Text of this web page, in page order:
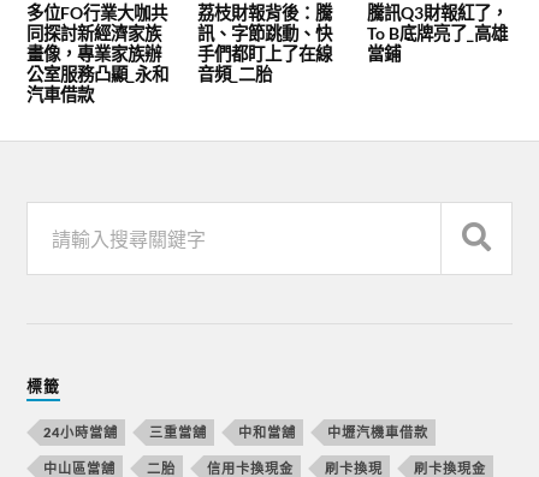
多位FO行業大咖共
同探討新經濟家族
畫像，專業家族辦
公室服務凸顯_永和
汽車借款
荔枝財報背後：騰
訊、字節跳動、快
手們都盯上了在線
音頻_二胎
騰訊Q3財報紅了，
To B底牌亮了_高雄
當鋪
標籤
24小時當舖 三重當舖 中和當舖 中壢汽機車借款
中山區當舖 二胎 信用卡換現金 刷卡換現 刷卡換現金